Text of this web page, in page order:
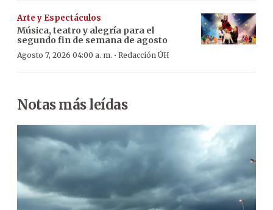
Arte y Espectáculos
Música, teatro y alegría para el
segundo fin de semana de agosto
Agosto 7, 2026 04:00 a. m. · Redacción ÚH
Notas más leídas